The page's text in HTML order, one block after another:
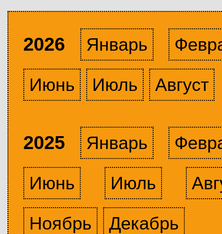
2026 Январь
Июнь
Июль Август
2025 Январь
Июнь
Июль
Ноябрь
Декабрь